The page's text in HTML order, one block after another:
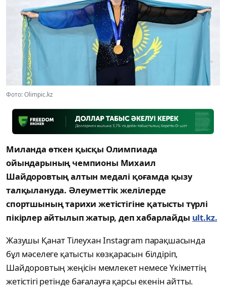
Фото: Olimpic.kz
Миланда өткен қысқы Олимпиада
ойындарының чемпионы Михаил
Шайдоровтың алтын медалі қоғамда қызу
талқылануда. Әлеуметтік желілерде
спортшының тарихи жетістігіне қатысты түрлі
пікірлер айтылып жатыр, деп хабарлайды ult.kz.
Жазушы Қанат Тілеухан Instagram парақшасында
бұл мәселеге қатысты көзқарасын білдіріп,
Шайдоровтың жеңісін мемлекет немесе Үкіметтің
жетістігі ретінде бағалауға қарсы екенін айтты.